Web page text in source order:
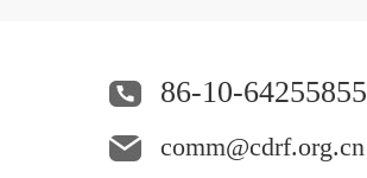
86-10-64255855
comm@cdrf.org.cn